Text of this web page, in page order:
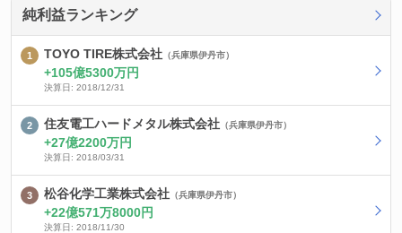
純利益ランキング
TOYO TIRE株式会社 （兵庫県伊丹市）
105億5300万円
決算日: 2018/12/31
住友電工ハードメタル株式会社 （兵庫県伊丹市）
27億2200万円
決算日: 2018/03/31
松谷化学工業株式会社 （兵庫県伊丹市）
22億571万8000円
決算日: 2018/11/30